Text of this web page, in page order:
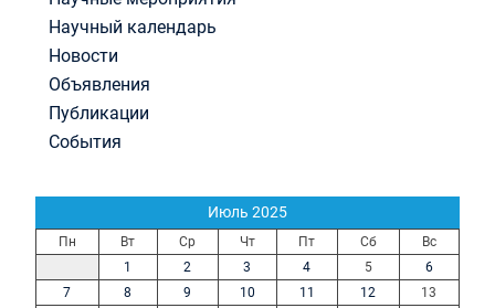
Научный календарь
Новости
Объявления
Публикации
События
Июль 2025
Пн Вт Ср Чт Пт Сб
Вс
1
2 3 4 5
6
7
8 9 10 11 12
13